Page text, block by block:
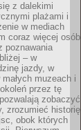
z dalekimi
plażami i
w mediach
coraz więcej osób
poznawania
– w
jazdy, w
muzeach i
przez tę
zobaczyć
zrozumieć historię
obok których